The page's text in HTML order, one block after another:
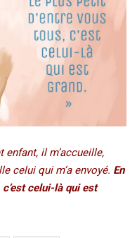
il m’accueille,
celui qui m’a envoyé. En
celui-là qui est